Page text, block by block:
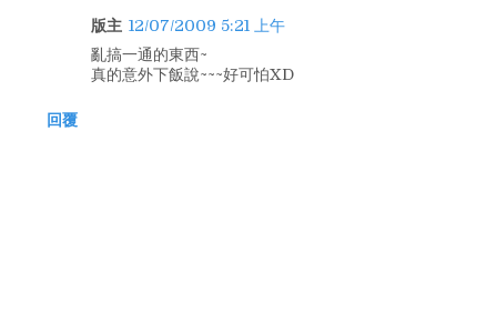
版主 12/07/2009 5:21 上午
亂搞一通的東西~
真的意外下飯說~~~好可怕XD
回覆